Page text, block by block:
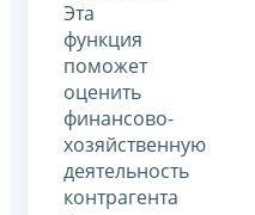
Эта
функция
поможет
оценить
финансово-
хозяйственную
деятельность
контрагента